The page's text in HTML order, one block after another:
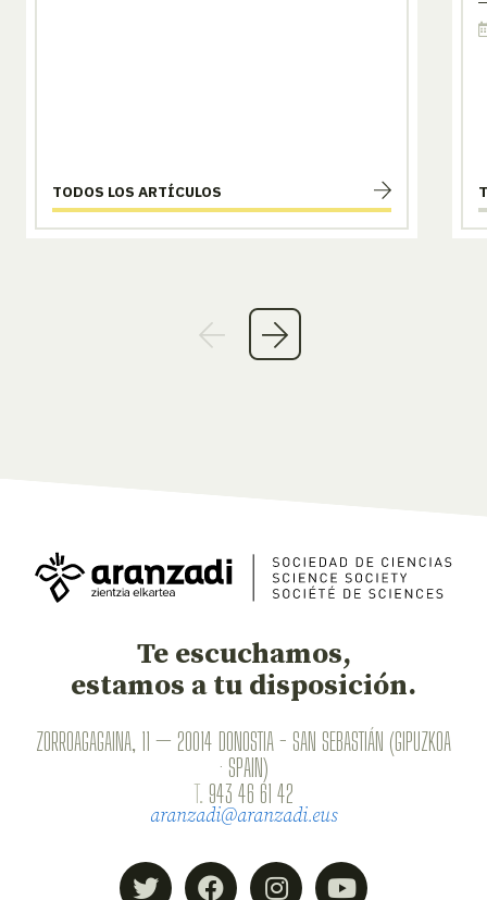
TODOS LOS ARTÍCULOS
Te escuchamos,
estamos a tu disposición.
ZORROAGAGAINA, 11 — 20014 DONOSTIA - SAN SEBASTIÁN (GIPUZKOA
· SPAIN)
T. 943 46 61 42
aranzadi@aranzadi.eus